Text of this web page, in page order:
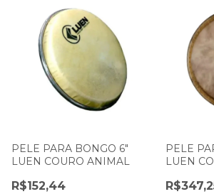
PELE PARA BONGO 6"
LUEN COURO ANIMAL
R$152,44
PELE
LUEN